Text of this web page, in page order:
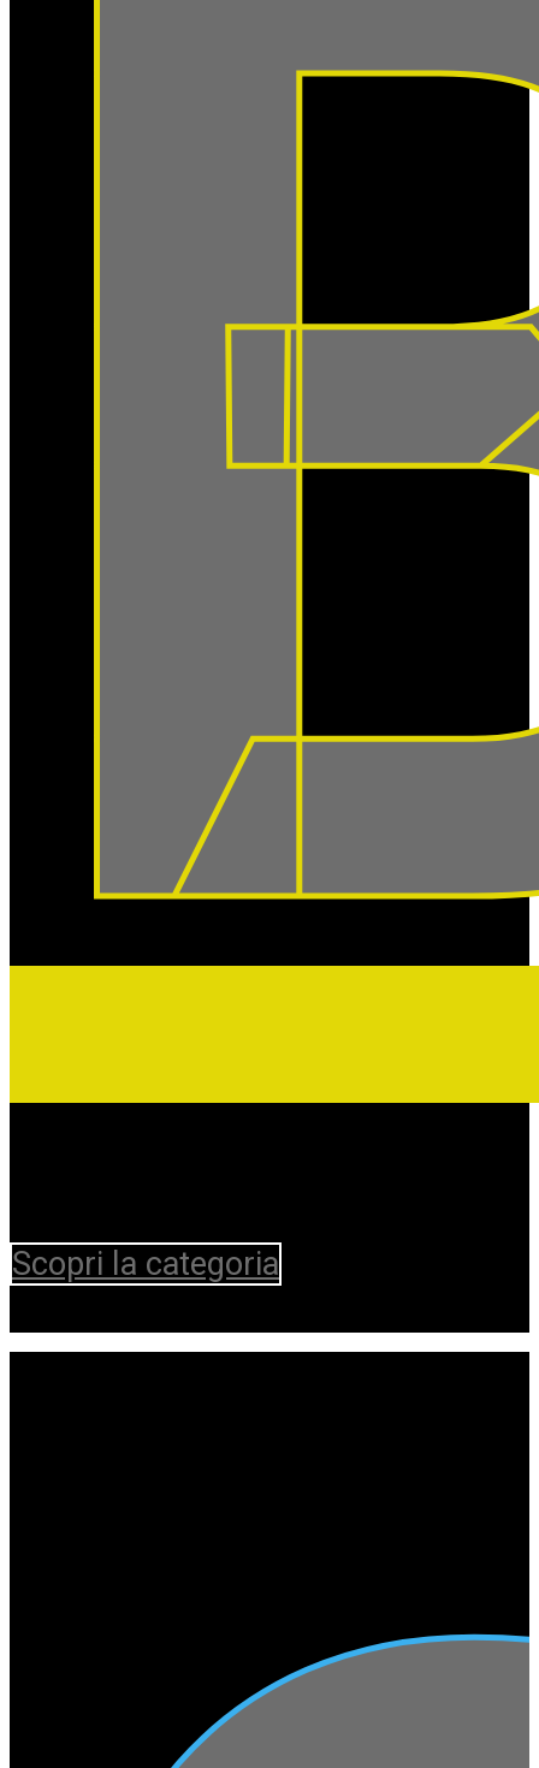
Scopri la categoria